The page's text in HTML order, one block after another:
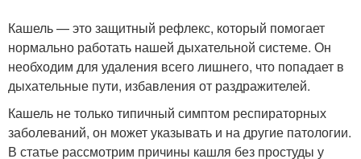
Кашель — это защитный рефлекс, который помогает
нормально работать нашей дыхательной системе. Он
необходим для удаления всего лишнего, что попадает в
дыхательные пути, избавления от раздражителей.
Кашель не только типичный симптом респираторных
заболеваний, он может указывать и на другие патологии.
В статье рассмотрим причины кашля без простуды у